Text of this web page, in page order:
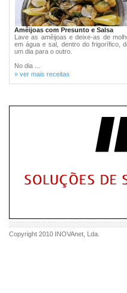
Amêijoas com Presunto e Salsa
Lave as amêijoas e deixe-as de
em água e sal, dentro do frigorífico,
um dia para o outro.
No dia ...
» ver mais receitas
Copyright 2010 INOVAnet , Lda.